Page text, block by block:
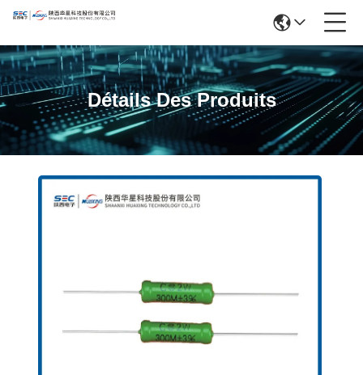
Détails Des Produits